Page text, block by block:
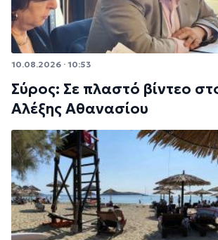
10.08.2026 · 10:53
Σύρος: Σε πλαστό βίντεο
Αλέξης Αθανασίου